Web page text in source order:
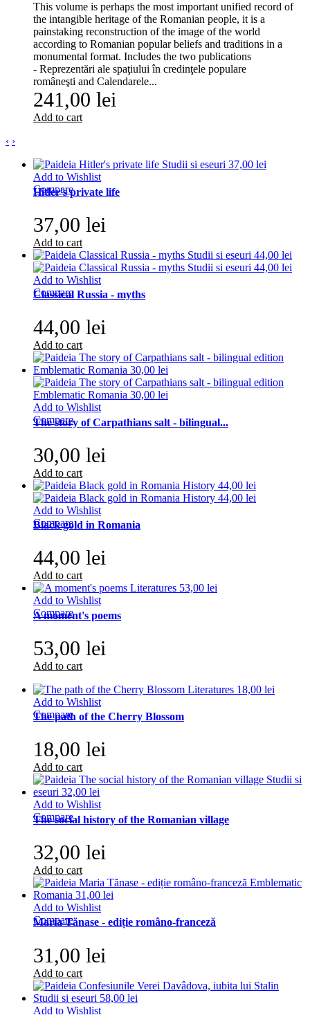
This volume is perhaps the most important unified record of
the intangible heritage of the Romanian people, it is a
painstaking reconstruction of the image of the world
according to Romanian popular beliefs and traditions in a
monumental format. Includes the two publications
- Reprezentări ale spaţiului în credinţele populare
româneşti and Calendarele...
241,00 lei
Add to cart
‹ ›
Add to Wishlist
Compare
Hitler's private life
37,00 lei
Add to cart
Add to Wishlist
Compare
Classical Russia - myths
44,00 lei
Add to cart
Add to Wishlist
Compare
The story of Carpathians salt - bilingual...
30,00 lei
Add to cart
Add to Wishlist
Compare
Black gold in Romania
44,00 lei
Add to cart
Add to Wishlist
Compare
A moment's poems
53,00 lei
Add to cart
Add to Wishlist
Compare
The path of the Cherry Blossom
18,00 lei
Add to cart
Add to Wishlist
Compare
The social history of the Romanian village
32,00 lei
Add to cart
Add to Wishlist
Compare
Maria Tănase - ediție româno-franceză
31,00 lei
Add to cart
Add to Wishlist